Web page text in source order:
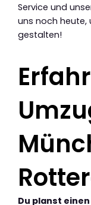
Service und
uns noch heute,
gestalten!
Du planst